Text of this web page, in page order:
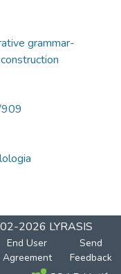
grammar-
2026 LYRASIS
End User
Agreement
Send
Feedback